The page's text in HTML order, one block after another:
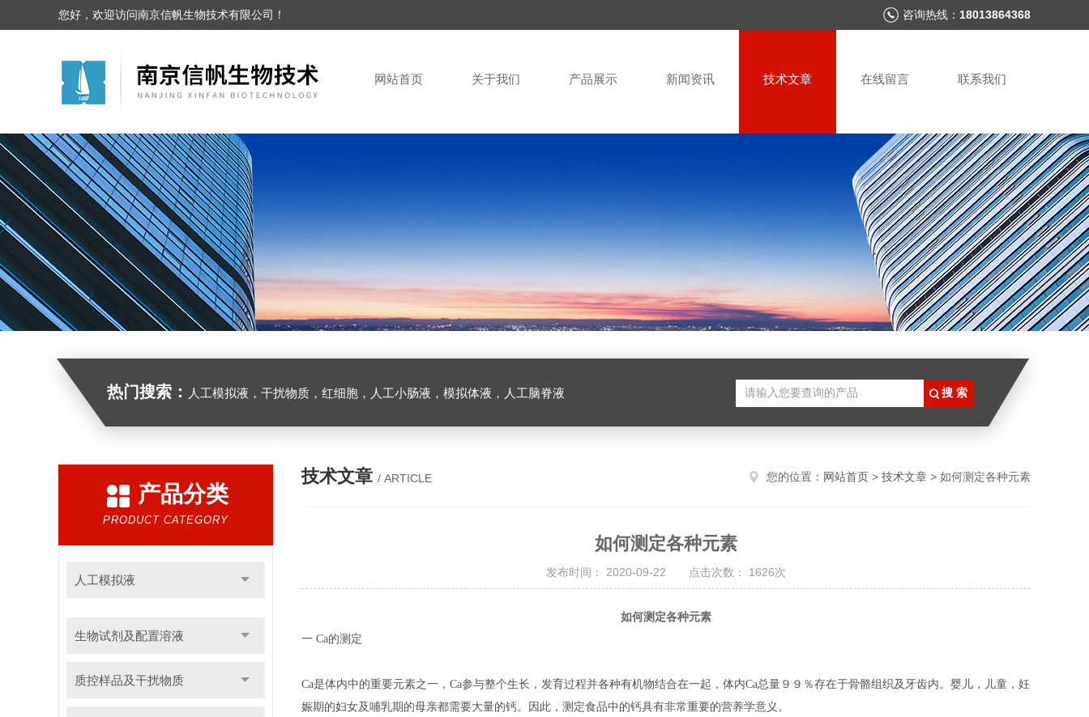
您好，欢迎访问南京信帆生物技术有限公司！ 咨询热线： 18013864368
网站首页 关于我们 产品展示 新闻资讯 技术文章 在线留言 联系我们
热门搜索： 人工模拟液，干扰物质，红细胞，人工小肠液，模拟体液，人工脑脊液
产品分类
PRODUCT CATEGORY
人工模拟液
生物试剂及配置溶液
质控样品及干扰物质
技术文章 / ARTICLE 您的位置： 网站首页 > 技术文章 > 如何测定各种元素
如何测定各种元素
发布时间： 2020-09-22 点击次数： 1626次
如何测定各种元素
一 Ca的测定
Ca是体内中的重要元素之一，Ca参与整个生长，发育过程并各种有机物结合在一起，体内Ca总量９９％存在于骨骼组织及牙齿内。婴儿，儿童，妊
娠期的妇女及哺乳期的母亲都需要大量的钙。因此，测定食品中的钙具有非常重要的营养学意义。